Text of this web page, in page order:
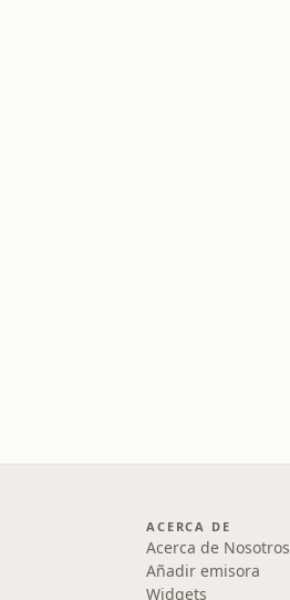
ACERCA DE
Acerca de Nosotros
Añadir emisora
Widgets